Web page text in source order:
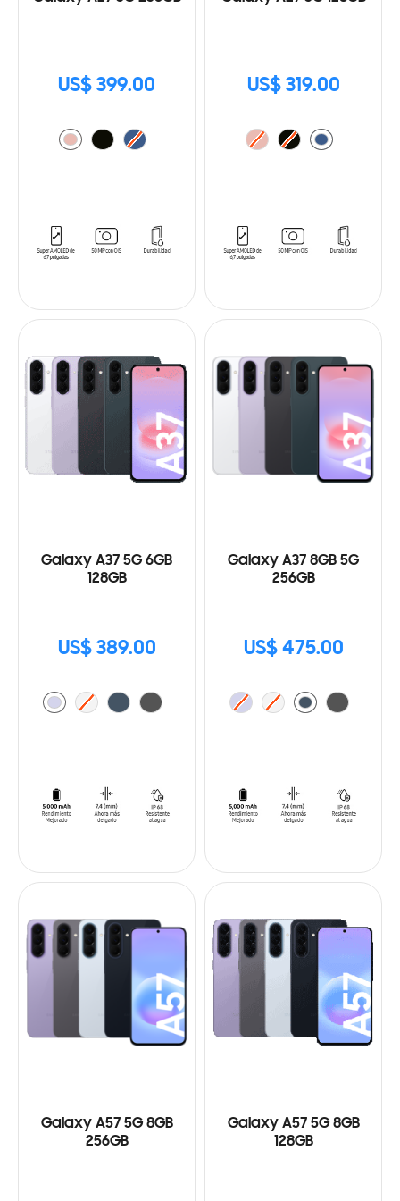
US$ 399.00 US$ 319.00
Galaxy A37 5G 6GB
128GB
US$ 389.00
Galaxy A37 8GB 5G
256GB
US$ 475.00
Galaxy A57 5G 8GB
256GB
Galaxy A57 5G 8GB
128GB